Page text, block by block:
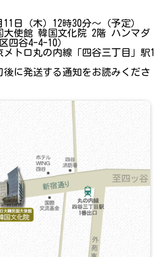
（木）12時30分～（予定）
館 韓国文化院 2階 ハンマダ
四谷4-4-10）
ロ丸の内線「四谷三丁目」駅1
発送する通知をお読みくださ